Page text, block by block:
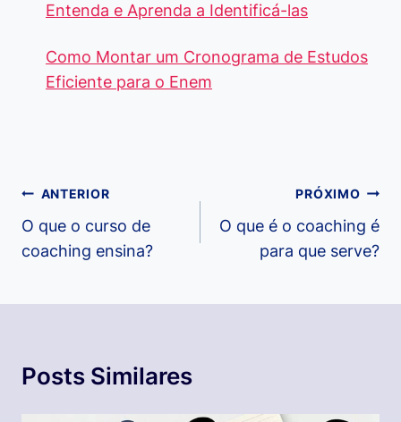
Entenda e Aprenda a Identificá-las
Como Montar um Cronograma de Estudos
Eficiente para o Enem
Navegação
de
Post
ANTERIOR
O que o curso de
coaching ensina?
PRÓXIMO
O que é o coaching é
para que serve?
Posts Similares